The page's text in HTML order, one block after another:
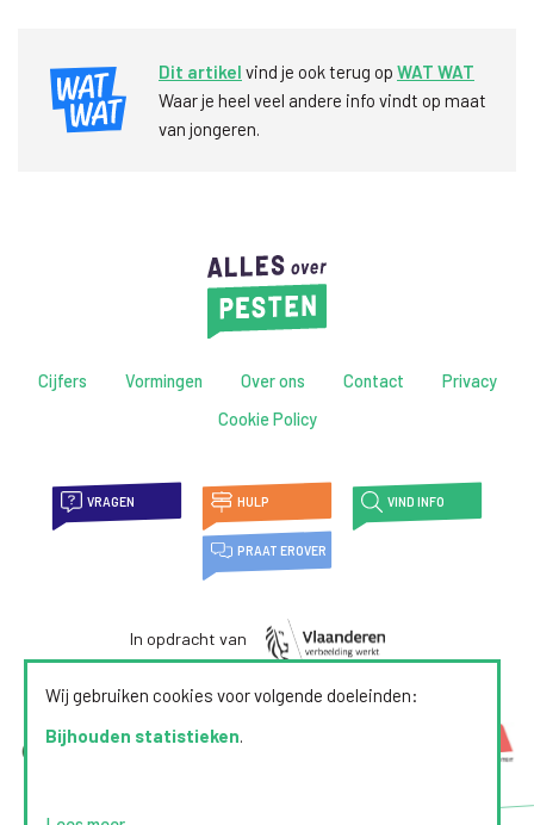
Dit artikel vind je ook terug op WAT WAT
Waar je heel veel andere info vindt op maat
van jongeren.
Cijfers Vormingen Over ons Contact
Privacy
Cookie Policy
VRAGEN HULP VIND INFO
PRAAT EROVER
In opdracht van
Wij gebruiken cookies voor volgende doeleinden:
Bijhouden statistieken.